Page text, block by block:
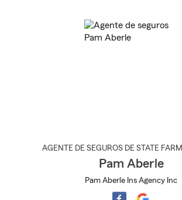
AGENTE DE SEGUROS DE STATE FARM
Pam Aberle
Pam Aberle Ins Agency Inc